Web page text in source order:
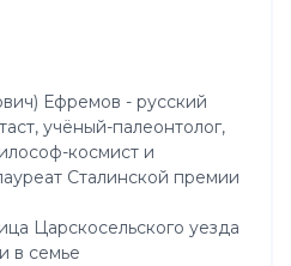
Ефремов - русский
учёный-палеонтолог,
космист и
Сталинской премии
Царскосельского уезда
в семье